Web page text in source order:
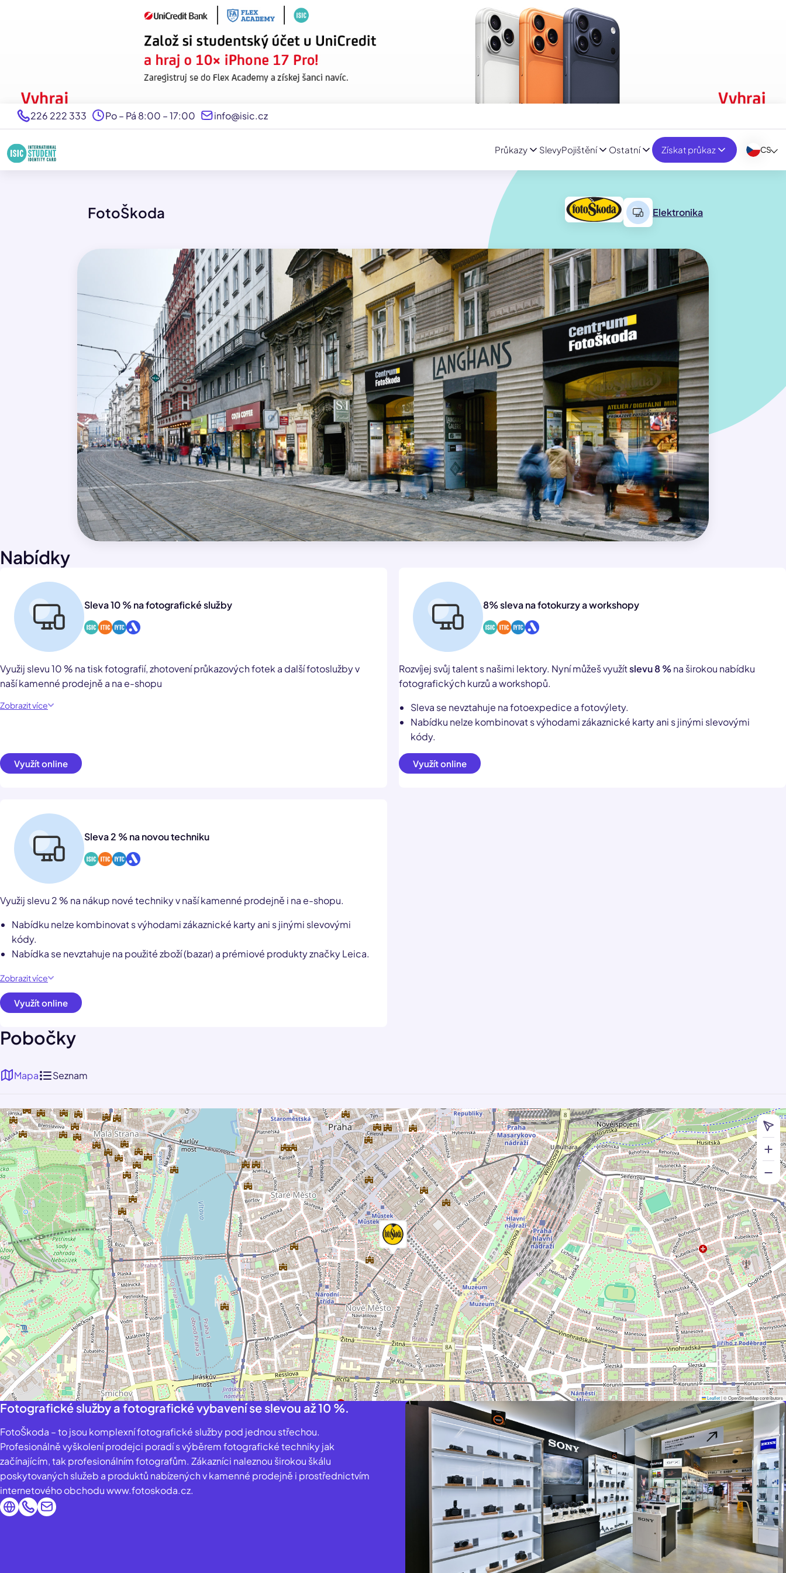
Průkazy SlevyPojištění Získat průkaz
Ostatní CS
226 222 333 Po – Pá 8:00 – 17:00 info@isic.cz
Elektronika
FotoŠkoda
Nabídky
Sleva 10 % na fotografické služby
Využij slevu 10 % na tisk fotografií, zhotovení průkazových fotek a další fotoslužby v
naší kamenné prodejně a na e-shopu
Zobrazit více
Využít online
8% sleva na fotokurzy a workshopy
Rozvíjej svůj talent s našimi lektory. Nyní můžeš využítslevu 8 %na širokou nabídku
fotografických kurzů a workshopů.
Sleva se nevztahuje na fotoexpedice a fotovýlety.
Nabídku nelze kombinovat s výhodami zákaznické karty ani s jinými slevovými
kódy.
Využít online
Sleva 2 % na novou techniku
Využij slevu 2 % na nákup nové techniky v naší kamenné prodejně i na e-shopu.
Nabídku nelze kombinovat s výhodami zákaznické karty ani s jinými slevovými
kódy.
Nabídka se nevztahuje na použité zboží (bazar) a prémiové produkty značky Leica.
Zobrazit více
Využít online
Pobočky
Mapa Seznam
Leaflet|© OpenStreetMap contributors
Fotografické služby a fotografické vybavení se slevou až 10 %.
FotoŠkoda – to jsou komplexní fotografické služby pod jednou střechou.
Profesionálně vyškolení prodejci poradí s výběrem fotografické techniky jak
začínajícím, tak profesionálním fotografům. Zákazníci naleznou širokou škálu
poskytovaných služeb a produktů nabízených v kamenné prodejně i prostřednictvím
internetového obchodu www.fotoskoda.cz.